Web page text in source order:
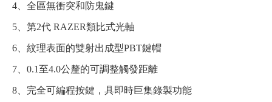
4、全區無衝突和防鬼鍵
5、第2代 RAZER類比式光軸
6、紋理表面的雙射出成型PBT鍵帽
7、0.1至4.0公釐的可調整觸發距離
8、完全可編程按鍵，具即時巨集錄製功能